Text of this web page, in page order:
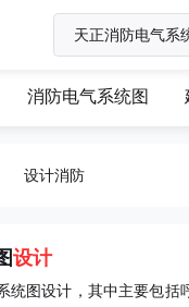
消防电气系统图
设计消防
设计
统图设计，其中主要包括